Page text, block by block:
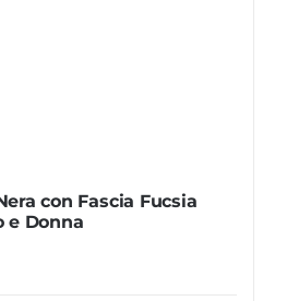
con Fascia Fucsia
e Donna